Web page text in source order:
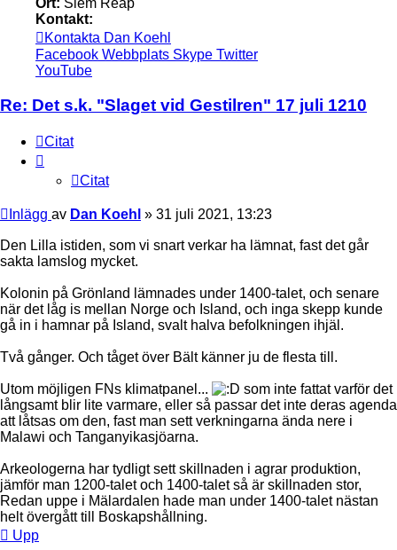
Ort: Siem Reap
Kontakt:
Kontakta Dan Koehl
Facebook Webbplats Skype Twitter
YouTube
Re: Det s.k. "Slaget vid Gestilren" 17 juli 1210
Citat
Citat
Inlägg av Dan Koehl » 31 juli 2021, 13:23
Den Lilla istiden, som vi snart verkar ha lämnat, fast det går
sakta lamslog mycket.
Kolonin på Grönland lämnades under 1400-talet, och senare
när det låg is mellan Norge och Island, och inga skepp kunde
gå in i hamnar på Island, svalt halva befolkningen ihjäl.
Två gånger. Och tåget över Bält känner ju de flesta till.
Utom möjligen FNs klimatpanel...
som inte fattat varför det
långsamt blir lite varmare, eller så passar det inte deras agenda
att låtsas om den, fast man sett verkningarna ända nere i
Malawi och Tanganyikasjöarna.
Arkeologerna har tydligt sett skillnaden i agrar produktion,
jämför man 1200-talet och 1400-talet så är skillnaden stor,
Redan uppe i Mälardalen hade man under 1400-talet nästan
helt övergått till Boskapshållning.
Upp